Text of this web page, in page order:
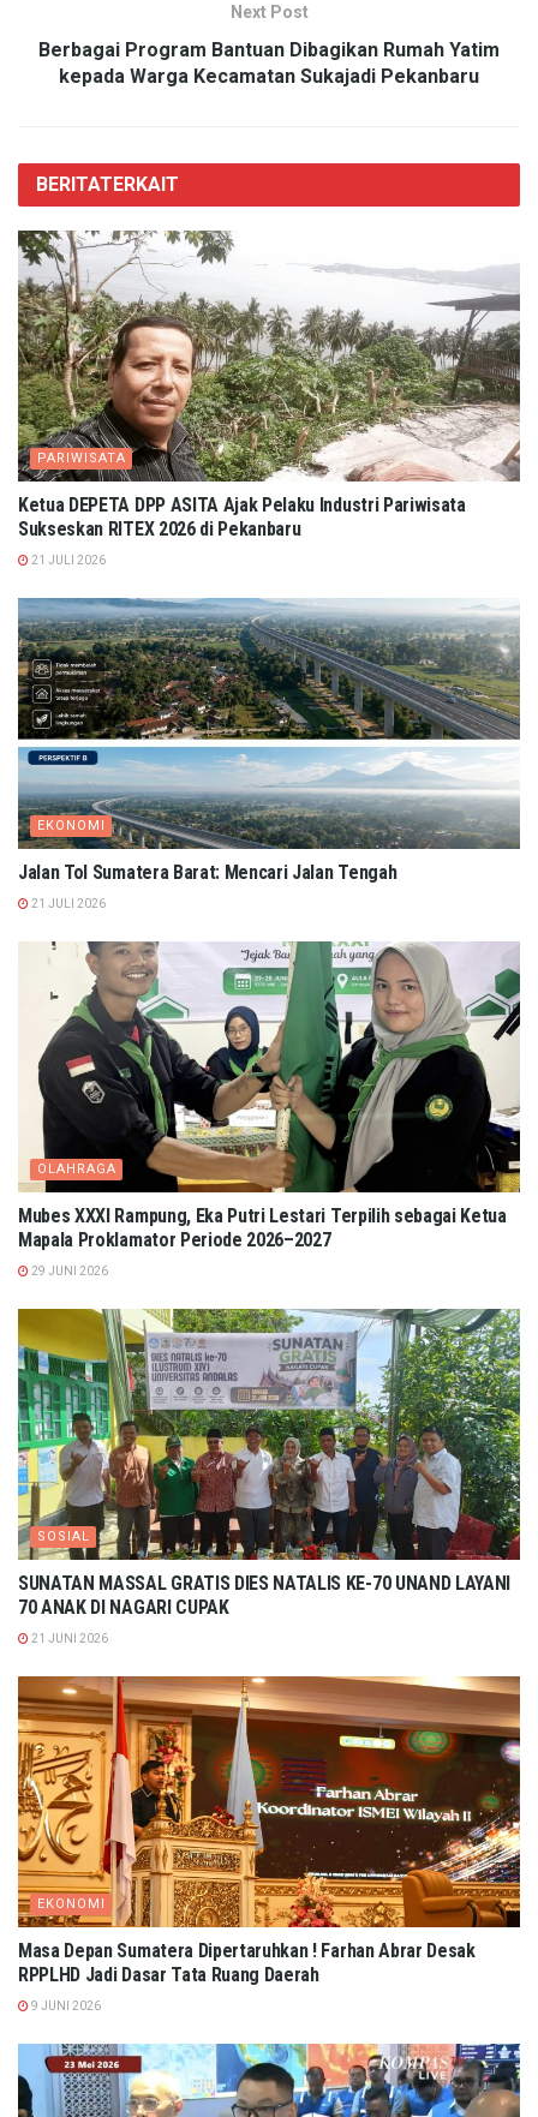
Next Post
Berbagai Program Bantuan Dibagikan Rumah Yatim
kepada Warga Kecamatan Sukajadi Pekanbaru
BERITATERKAIT
PARIWISATA
Ketua DEPETA DPP ASITA Ajak Pelaku Industri Pariwisata
Sukseskan RITEX 2026 di Pekanbaru
21 JULI 2026
EKONOMI
Jalan Tol Sumatera Barat: Mencari Jalan Tengah
21 JULI 2026
OLAHRAGA
Mubes XXXI Rampung, Eka Putri Lestari Terpilih sebagai Ketua
Mapala Proklamator Periode 2026–2027
29 JUNI 2026
SOSIAL
SUNATAN MASSAL GRATIS DIES NATALIS KE-70 UNAND LAYANI
70 ANAK DI NAGARI CUPAK
21 JUNI 2026
EKONOMI
Masa Depan Sumatera Dipertaruhkan ! Farhan Abrar Desak
RPPLHD Jadi Dasar Tata Ruang Daerah
9 JUNI 2026